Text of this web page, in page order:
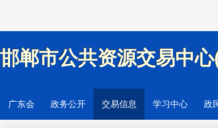
邯郸市公共资源交易中
广东会 政务公开 交易信息 学习中心 政